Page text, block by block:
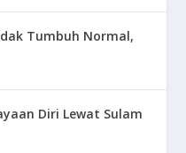
Tumbuh Normal,
Diri Lewat Sulam